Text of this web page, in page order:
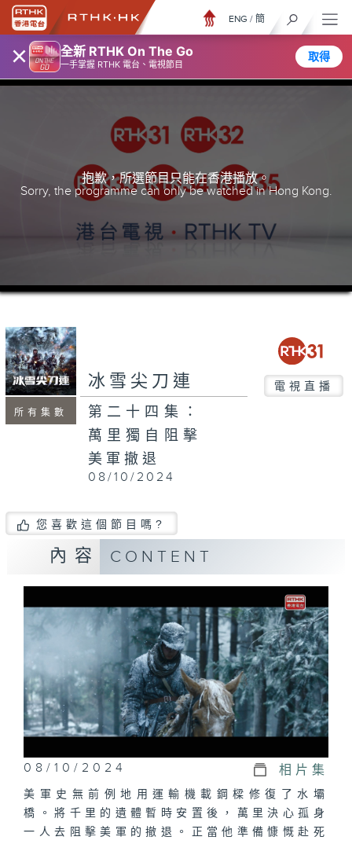
× 全新 RTHK On The Go
一手掌握 RTHK 電台、電視節目
取得
ENG / 簡
抱歉，所選節目只能在香港播放。
Sorry, the programme can only be watched in Hong Kong.
所有集數
冰雪尖刀連 電視直播
第二十四集：
萬里獨自阻擊
美軍撤退
08/10/2024
您喜歡這個節目嗎?
內容 CONTENT
08/10/2024 相片集
美軍史無前例地用運輸機載鋼樑修復了水壩
橋。將千里的遺體暫時安置後，萬里決心孤身
一人去阻擊美軍的撤退。正當他準備慷慨赴死